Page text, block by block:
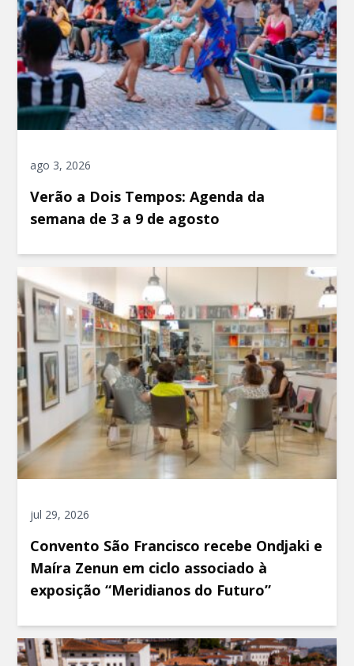
ago 3, 2026
Verão a Dois Tempos: Agenda da
semana de 3 a 9 de agosto
jul 29, 2026
Convento São Francisco recebe Ondjaki e
Maíra Zenun em ciclo associado à
exposição “Meridianos do Futuro”